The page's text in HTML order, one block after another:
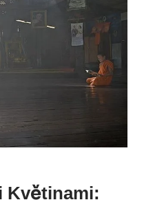
Květinami: